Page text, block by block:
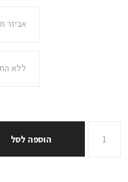
הוספה לסל